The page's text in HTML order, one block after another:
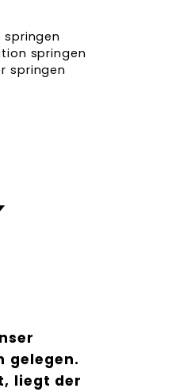
springen
springen
springen
gelegen.
liegt der